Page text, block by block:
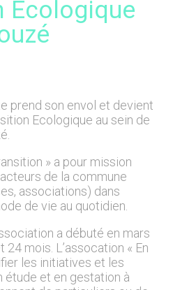
Ecologique
prend son envol et devient
Ecologique au sein de
» a pour mission
de la commune
associations) dans
de vie au quotidien.
a débuté en mars
mois. L’assocation « En
les initiatives et les
étude et en gestation à